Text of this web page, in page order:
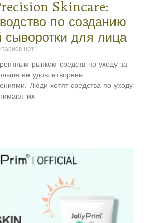
Skincare:
по созданию
сыворотки для лица
нет
рынком средств по уходу за
не удовлетворены
Люди хотят средства по уходу
их